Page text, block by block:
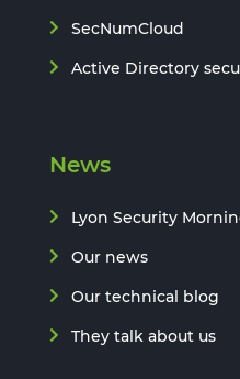
SecNumCloud
Active Directory
News
Lyon Security
Our news
Our technical blog
They talk about us